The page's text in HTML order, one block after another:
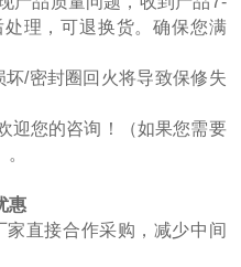
理，可退换货。确保您满
/密封圈回火将导致保修失
迎您的咨询！（如果您需要
惠
家直接合作采购，减少中间